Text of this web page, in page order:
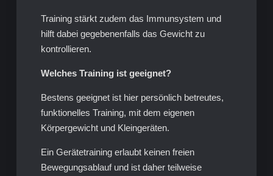
Training stärkt zudem das Immunsystem und
hilft dabei gegebenenfalls das Gewicht zu
kontrollieren.
Welches Training ist geeignet?
Bestens geeignet ist hier persönlich betreutes,
funktionelles Training, mit dem eigenen
Körpergewicht und Kleingeräten.
Ein Gerätetraining erlaubt keinen freien
Bewegungsablauf und ist daher teilweise